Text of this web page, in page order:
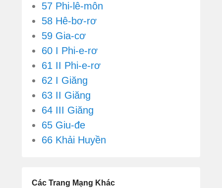
57 Phi-lê-môn
58 Hê-bơ-rơ
59 Gia-cơ
60 I Phi-e-rơ
61 II Phi-e-rơ
62 I Giăng
63 II Giăng
64 III Giăng
65 Giu-đe
66 Khải Huyền
Các Trang Mạng Khác